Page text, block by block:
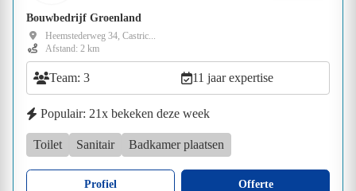
Bouwbedrijf Groenland
Heemstederweg 34, Castric...
Afstand: 2 km
Team: 3 11 jaar expertise
Populair: 21x bekeken deze week
Toilet Sanitair Badkamer plaatsen
Profiel Offerte